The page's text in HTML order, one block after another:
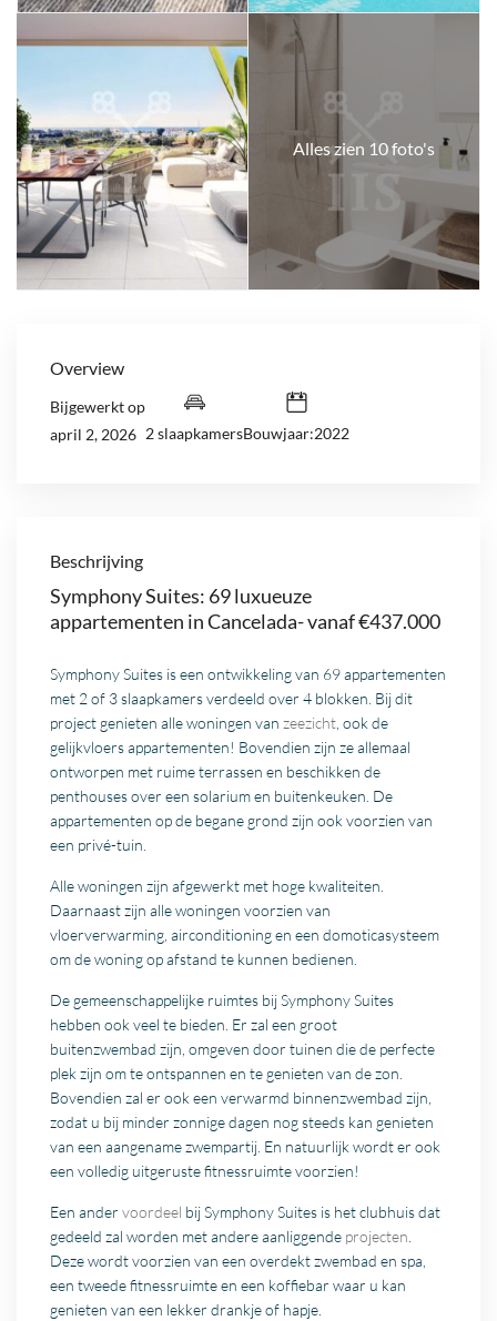
Alles zien 10 foto's
Overview
Bijgewerkt op
april 2, 2026 2 slaapkamersBouwjaar:2022
Beschrijving
Symphony Suites: 69 luxueuze
appartementen in Cancelada- vanaf €437.000
Symphony Suites is een ontwikkeling van 69 appartementen
met 2 of 3 slaapkamers verdeeld over 4 blokken. Bij dit
project genieten alle woningen vanzeezicht , ook de
gelijkvloers appartementen! Bovendien zijn ze allemaal
ontworpen met ruime terrassen en beschikken de
penthouses over een solarium en buitenkeuken. De
appartementen op de begane grond zijn ook voorzien van
een privé-tuin.
Alle woningen zijn afgewerkt met hoge kwaliteiten.
Daarnaast zijn alle woningen voorzien van
vloerverwarming, airconditioning en een domoticasysteem
om de woning op afstand te kunnen bedienen.
De gemeenschappelijke ruimtes bij Symphony Suites
hebben ook veel te bieden. Er zal een groot
buitenzwembad zijn, omgeven door tuinen die de perfecte
plek zijn om te ontspannen en te genieten van de zon.
Bovendien zal er ook een verwarmd binnenzwembad zijn,
zodat u bij minder zonnige dagen nog steeds kan genieten
van een aangename zwempartij. En natuurlijk wordt er ook
een volledig uitgeruste fitnessruimte voorzien!
Een andervoordeel bij Symphony Suites is het clubhuis dat
gedeeld zal worden met andere aanliggende projecten
Deze wordt voorzien van een overdekt zwembad en spa,
een tweede fitnessruimte en een koffiebar waar u kan
genieten van een lekker drankje of hapje.